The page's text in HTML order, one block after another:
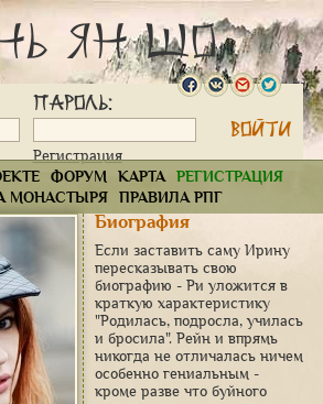
Ян Шо
Пароль:
Регистрация
ФОРУМ КАРТА
РЕГИСТРАЦИЯ
МОНАСТЫРЯ
ПРАВИЛА РПГ
Биография
Если заставить саму Ирину
пересказывать свою
биографию - Ри уложится в
краткую характеристику
"Родилась, подросла, училась
и бросила". Рейн и впрямь
никогда не отличалась ничем
особенно гениальным -
кроме разве что буйного